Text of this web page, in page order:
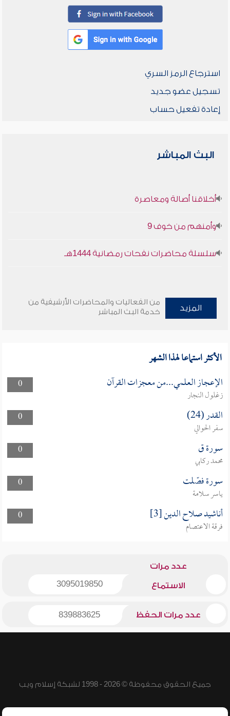
استرجاع الرمز السري
تسجيل عضو جديد
إعادة تفعيل حساب
البث المباشر
أخلاقنا أصالة ومعاصرة
وأمنهم من خوف 9
سلسلة محاضرات نفحات رمضانية 1444هـ
المزيد
من الفعاليات والمحاضرات الأرشيفية من
خدمة البث المباشر
الأكثر استماعا لهذا الشهر
0 الإعجاز العلمي...من معجزات القرآن
زغلول النجار
0
القدر (24)
سفر الحوالي
0
سورة ق
محمد ركابي
0
سورة فصّلت
ياسر سلامة
0
أناشيد صلاح الدين [3]
فرقة الاعتصام
عدد مرات
الاستماع 3095019850
عدد مرات الحفظ 839883625
جميع الحقوق محفوظة © 2026 - 1998 لشبكة إسلام ويب